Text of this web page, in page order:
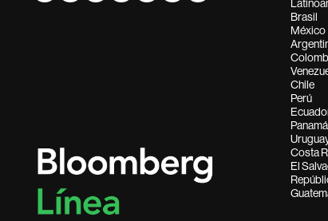
Brasil
México
Chile
Perú
Panamá
Costa
El